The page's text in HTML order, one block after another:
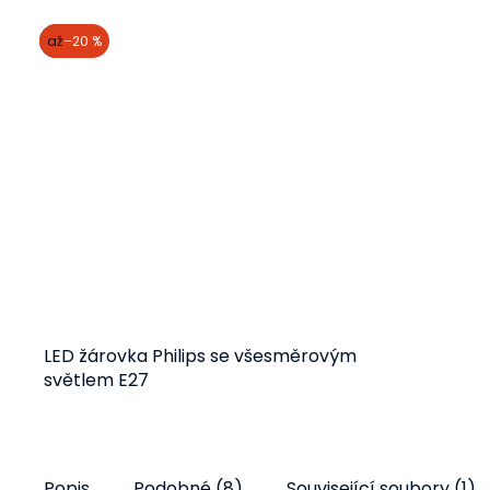
akce
až–20 %
LED žárovka Philips se všesměrovým
světlem E27
od 77 Kč